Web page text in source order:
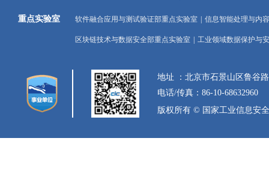
重点实验室 软件融合应用与测试验证部重点实验室 信息智能处理与内
区块链技术与数据安全部重点实验室 工业领域数据保护与
地址 ：北京市石景山区
电话/传真：86-10-68632960
版权所有 © 国家工业信息